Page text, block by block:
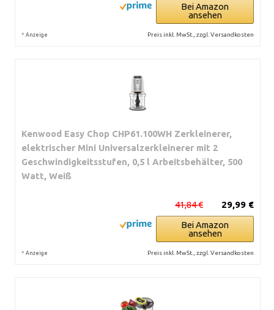
Bei Amazon
ansehen
* Anzeige Preis inkl. MwSt., zzgl. Versandkosten
Kenwood Easy Chop CHP61.100WH Zerkleinerer,
elektrischer Mini Universalzerkleinerer mit 2
Geschwindigkeitsstufen, 0,5 l Arbeitsbehälter, 500
Watt, Weiß
29,99 €
41,84 €
Bei Amazon
ansehen
* Anzeige Preis inkl. MwSt., zzgl. Versandkosten